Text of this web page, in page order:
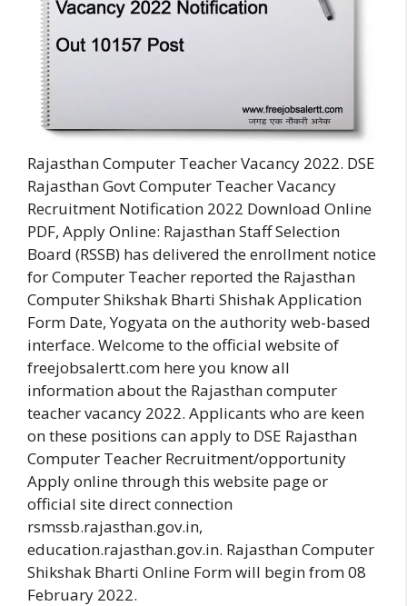
Rajasthan Computer Teacher Vacancy 2022. DSE
Rajasthan Govt Computer Teacher Vacancy
Recruitment Notification 2022 Download Online
PDF, Apply Online: Rajasthan Staff Selection
Board (RSSB) has delivered the enrollment notice
for Computer Teacher reported the Rajasthan
Computer Shikshak Bharti Shishak Application
Form Date, Yogyata on the authority web-based
interface. Welcome to the official website of
freejobsalertt.com here you know all
information about the Rajasthan computer
teacher vacancy 2022. Applicants who are keen
on these positions can apply to DSE Rajasthan
Computer Teacher Recruitment/opportunity
Apply online through this website page or
official site direct connection
rsmssb.rajasthan.gov.in,
education.rajasthan.gov.in. Rajasthan Computer
Shikshak Bharti Online Form will begin from 08
February 2022.